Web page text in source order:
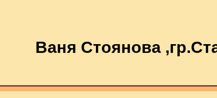
Ваня Стоянова